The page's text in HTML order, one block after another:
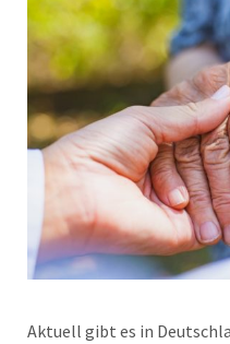
Aktuell gibt es in